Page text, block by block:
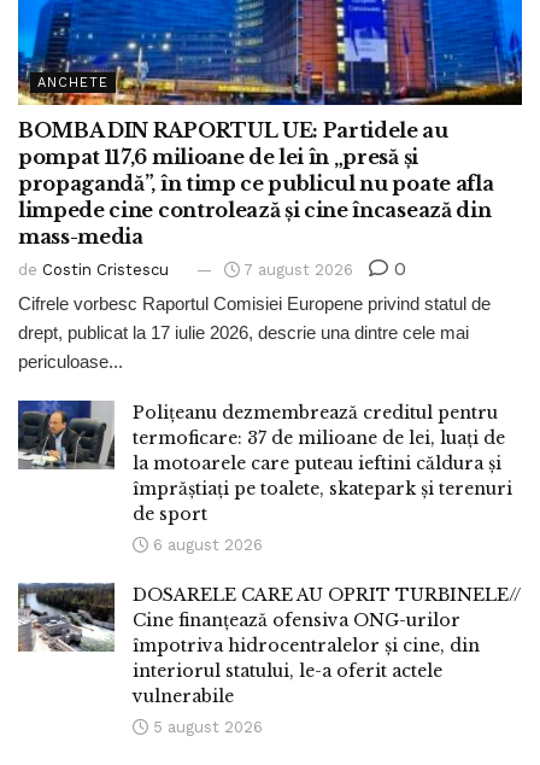
ANCHETE
BOMBA DIN RAPORTUL UE: Partidele au
pompat 117,6 milioane de lei în „presă și
propagandă”, în timp ce publicul nu poate afla
limpede cine controlează și cine încasează din
mass-media
de Costin Cristescu 7 august 2026 0
Cifrele vorbesc Raportul Comisiei Europene privind statul de
drept, publicat la 17 iulie 2026, descrie una dintre cele mai
periculoase...
Polițeanu dezmembrează creditul pentru
termoficare: 37 de milioane de lei, luați de
la motoarele care puteau ieftini căldura și
împrăștiați pe toalete, skatepark și terenuri
de sport
6 august 2026
DOSARELE CARE AU OPRIT TURBINELE//
Cine finanțează ofensiva ONG-urilor
împotriva hidrocentralelor și cine, din
interiorul statului, le-a oferit actele
vulnerabile
5 august 2026